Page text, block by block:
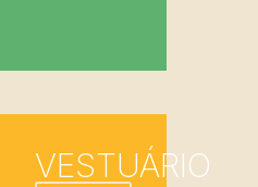
VESTUÁRIO